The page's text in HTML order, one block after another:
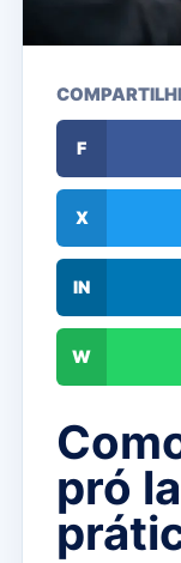
F
X
IN
W
pró